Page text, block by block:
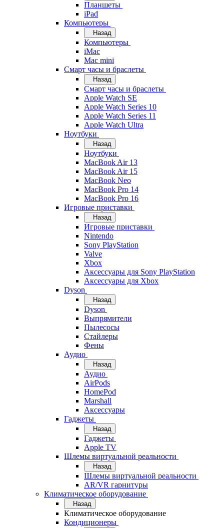
Планшеты
iPad
Компьютеры
Назад
Компьютеры
iMac
Mac mini
Смарт часы и браслеты
Назад
Смарт часы и браслеты
Apple Watch SE
Apple Watch Series 10
Apple Watch Series 11
Apple Watch Ultra
Ноутбуки
Назад
Ноутбуки
MacBook Air 13
MacBook Air 15
MacBook Neo
MacBook Pro 14
MacBook Pro 16
Игровые приставки
Назад
Игровые приставки
Nintendo
Sony PlayStation
Valve
Xbox
Аксессуары для Sony PlayStation
Аксессуары для Xbox
Dyson
Назад
Dyson
Выпрямители
Пылесосы
Стайлеры
Фены
Аудио
Назад
Аудио
AirPods
HomePod
Marshall
Аксессуары
Гаджеты
Назад
Гаджеты
Apple TV
Шлемы виртуальной реальности
Назад
Шлемы виртуальной реальности
AR/VR гарнитуры
Климатическое оборудование
Назад
Климатическое оборудование
Кондиционеры